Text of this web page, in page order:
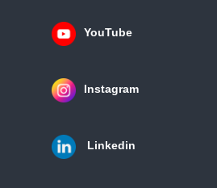
YouTube
Instagram
Linkedin